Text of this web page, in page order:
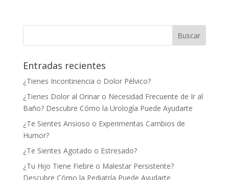
Entradas recientes
¿Tienes Incontinencia o Dolor Pélvico?
¿Tienes Dolor al Orinar o Necesidad Frecuente de Ir al
Baño? Descubre Cómo la Urología Puede Ayudarte
¿Te Sientes Ansioso o Experimentas Cambios de
Humor?
¿Te Sientes Agotado o Estresado?
¿Tu Hijo Tiene Fiebre o Malestar Persistente?
Descubre Cómo la Pediatría Puede Ayudarte